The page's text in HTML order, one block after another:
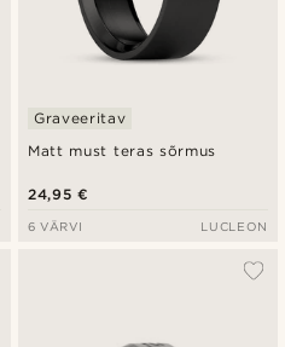
Matt must teras sõrmus
Graveeritav
24,95 €
6 VÄRVI LUCLEON